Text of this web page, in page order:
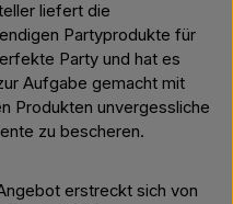
liefert die
Partyprodukte für
Party und hat es
Aufgabe gemacht mit
Produkten unvergessliche
zu bescheren.
erstreckt sich von